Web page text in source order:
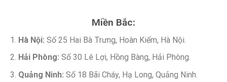
Miền Bắc:
Hà Nội: Số 25 Hai Bà Trưng, Hoàn Kiếm, Hà Nội.
Hải Phòng: Số 30 Lê Lợi, Hồng Bàng, Hải Phòng.
Quảng Ninh: Số 18 Bãi Cháy, Hạ Long, Quảng Ninh.